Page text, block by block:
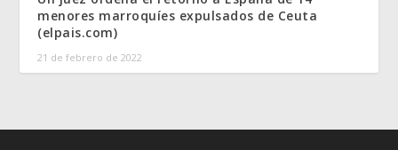
menores marroquíes expulsados de Ceuta
(elpais.com)
21 de febrero de 2022